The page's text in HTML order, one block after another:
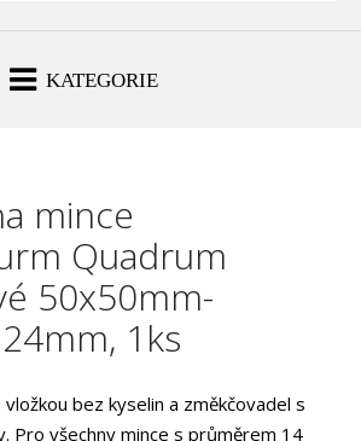
KATEGORIE
mince
Quadrum
50x50mm-
1ks
bez kyselin a změkčovadel s
Pro všechny mince s průměrem 14